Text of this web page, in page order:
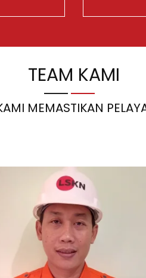
TEAM KAMI
MEMASTIKAN